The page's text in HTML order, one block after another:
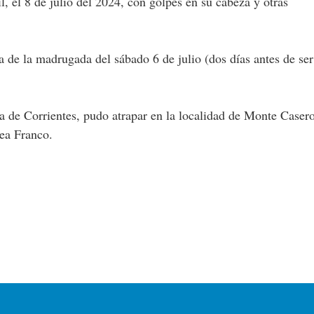
de la madrugada del sábado 6 de julio (dos días antes de ser
de Corrientes, pudo atrapar en la localidad de Monte
Franco.